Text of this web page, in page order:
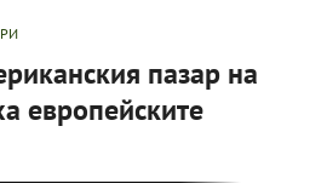
пазар на
европейските